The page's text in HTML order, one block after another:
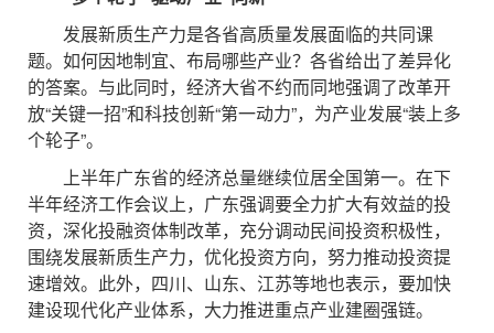
发展新质生产力是各省高质量发展面临的共同课
题。如何因地制宜、布局哪些产业？各省给出了差异化
的答案。与此同时，经济大省不约而同地强调了改革开
放“关键一招”和科技创新“第一动力”，为产业发展“装上多
个轮子”。
上半年广东省的经济总量继续位居全国第一。在下
半年经济工作会议上，广东强调要全力扩大有效益的投
资，深化投融资体制改革，充分调动民间投资积极性，
围绕发展新质生产力，优化投资方向，努力推动投资提
速增效。此外，四川、山东、江苏等地也表示，要加快
建设现代化产业体系，大力推进重点产业建圈强链。